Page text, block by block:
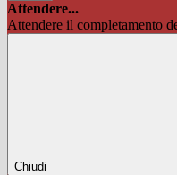
Attendere...
Attendere il completamento
Chiudi